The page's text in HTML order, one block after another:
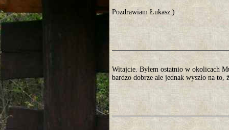
Pozdrawiam Łukasz:)
Witajcie. Byłem ostatnio w okolicach
bardzo dobrze ale jednak wyszło na to,